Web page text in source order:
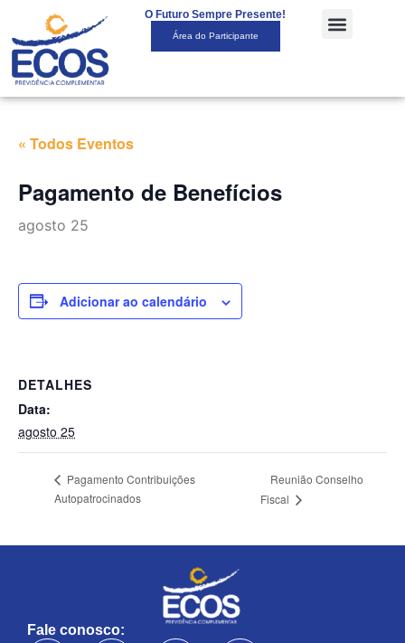
O Futuro Sempre Presente!
Área do Participante
« Todos Eventos
Pagamento de Benefícios
agosto 25
Adicionar ao calendário
DETALHES
Data:
agosto 25
Pagamento Contribuições
Autopatrocinados
Reunião Conselho
Fiscal
Fale conosco: